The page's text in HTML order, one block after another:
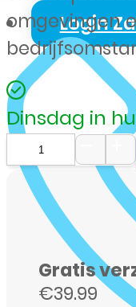
Login
omgevingen
Dinsdag in
Samsung
G-
Xcover
Gratis
€39.99